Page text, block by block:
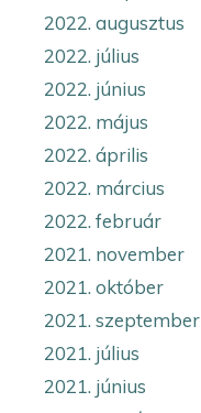
2022. augusztus
2022. július
2022. június
2022. május
2022. április
2022. március
2022. február
2021. november
2021. október
2021. szeptember
2021. július
2021. június